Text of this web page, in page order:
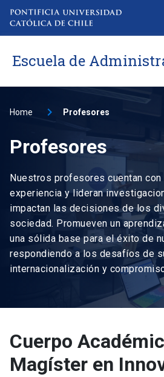
Escuela de
Home Profesores
Profesores
Nuestros profesores cuentan con
experiencia y lideran
impactan las decisiones de los
sociedad. Promueven un
una sólida base para el éxito de
respondiendo a los desafíos de
internacionalización y
Cuerpo
Magíster en